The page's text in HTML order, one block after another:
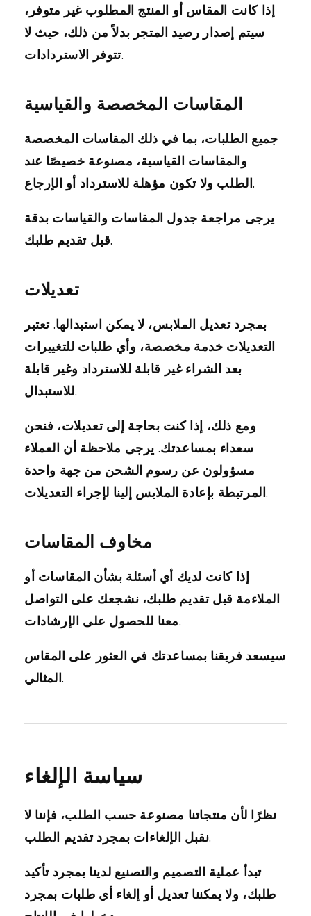
إذا كانت المقاس أو المنتج المطلوب غير متوفر،
سيتم إصدار رصيد المتجر بدلاً من ذلك، حيث لا
تتوفر الاستردادات.
المقاسات المخصصة والقياسية
جميع الطلبات، بما في ذلك المقاسات المخصصة
والمقاسات القياسية، مصنوعة خصيصًا عند
الطلب ولا تكون مؤهلة للاسترداد أو الإرجاع.
يرجى مراجعة جدول المقاسات والقياسات بدقة
قبل تقديم طلبك.
تعديلات
بمجرد تعديل الملابس، لا يمكن استبدالها. تعتبر
التعديلات خدمة مخصصة، وأي طلبات للتغييرات
بعد الشراء غير قابلة للاسترداد وغير قابلة
للاستبدال.
ومع ذلك، إذا كنت بحاجة إلى تعديلات، فنحن
سعداء بمساعدتك. يرجى ملاحظة أن العملاء
مسؤولون عن رسوم الشحن من جهة واحدة
المرتبطة بإعادة الملابس إلينا لإجراء التعديلات.
مخاوف المقاسات
إذا كانت لديك أي أسئلة بشأن المقاسات أو
الملاءمة قبل تقديم طلبك، نشجعك على التواصل
معنا للحصول على الإرشادات.
سيسعد فريقنا بمساعدتك في العثور على المقاس
المثالي.
سياسة الإلغاء
نظرًا لأن منتجاتنا مصنوعة حسب الطلب، فإننا لا
نقبل الإلغاءات بمجرد تقديم الطلب.
تبدأ عملية التصميم والتصنيع لدينا بمجرد تأكيد
طلبك، ولا يمكننا تعديل أو إلغاء أي طلبات بمجرد